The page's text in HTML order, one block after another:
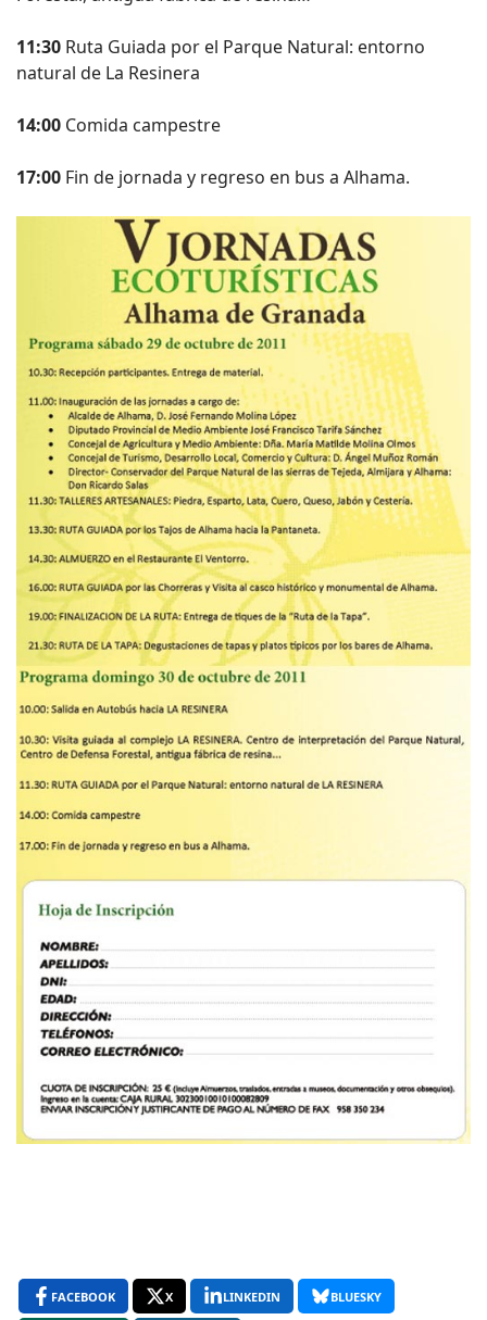
11:30 Ruta Guiada por el Parque Natural: entorno
natural de La Resinera
14:00 Comida campestre
17:00 Fin de jornada y regreso en bus a Alhama.
FACEBOOK X LINKEDIN BLUESKY